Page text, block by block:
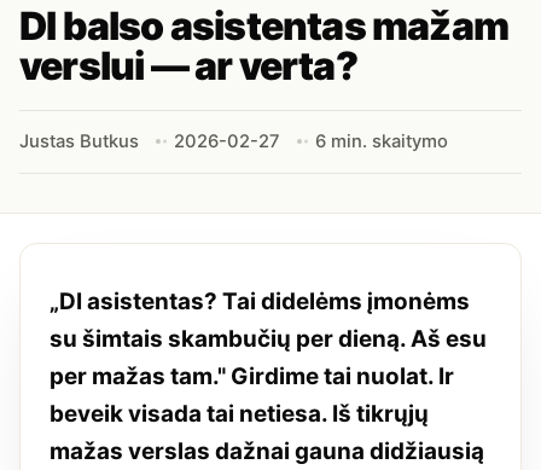
DI balso asistentas mažam
verslui — ar verta?
Justas Butkus 2026-02-27 6 min. skaitymo
„DI asistentas? Tai didelėms įmonėms
su šimtais skambučių per dieną. Aš esu
per mažas tam." Girdime tai nuolat. Ir
beveik visada tai netiesa. Iš tikrųjų
mažas verslas dažnai gauna didžiausią